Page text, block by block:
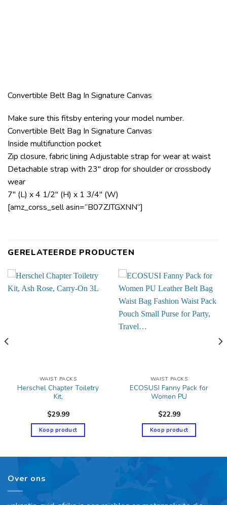
Convertible Belt Bag In Signature Canvas
Make sure this fitsby entering your model number.
Convertible Belt Bag In Signature Canvas
Inside multifunction pocket
Zip closure, fabric lining Adjustable strap for wear at waist
Detachable strap with 23″ drop for shoulder or crossbody
wear
7″ (L) x 4 1/2″ (H) x 1 3/4″ (W)
[amz_corss_sell asin=”B07ZJTGXNN”]
GERELATEERDE PRODUCTEN
WAIST PACKS
Herschel Chapter Toiletry
Kit,
$29.99
Koop product
WAIST PACKS
ECOSUSI Fanny Pack for
Women PU
$22.99
Koop product
Over ons